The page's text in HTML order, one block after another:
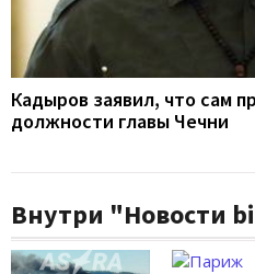
Кадыров заявил, что сам
должности главы Чечни
Внутри "Новости